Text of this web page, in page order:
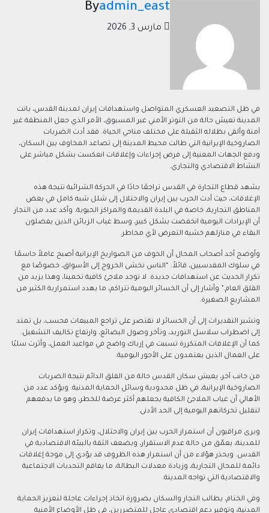
Byadmin_east
مارس 3, 2026
في ظل التصعيد العسكري المتواصل واستهدافات إيران لمدينة القدس، باتت
المدينة تعيش حالة من التوتر الأمني غير المسبوق، الأمر الذي جعل المنطقة غير
آمنة وألقى بظلاله الثقيلة على مختلف مناحي الحياة. فقد أدت الضربات
الصاروخية الإيرانية التي طالت محيط المدينة إلى تصاعد المخاوف بين السكان،
ودفع الجهات المعنية إلى فرض إجراءات وإغلاقات انعكست بشكل مباشر على
النشاط الاقتصادي والتجاري.
يشهد قطاع التجارة في القدس تراجعًا حادًا في الحركة الشرائية نتيجة هذه
الإغلاقات، حيث أدت الحرب بين إيران والاحتلال إلى شلل شبه كامل في بعض
المناطق التجارية، خاصة في البلدة القديمة والمراكز الحيوية. وأكد عدد من التجار
أن الإيرادات اليومية انخفضت بشكل كبير، وسط غياب الزبائن الذين يفضلون
البقاء في منازلهم خشية التعرض لأي مخاطر.
وأوضح أحد أصحاب المحال أن الخوف من الصواريخ الإيرانية أصبح عاملاً حاسمًا
في سلوك المقدسيين، قائلاً: “الناس تخشى الخروج إلى الأسواق، خصوصًا مع
تكرار الحديث عن استهدافات جديدة. لا توجد ملاجئ كافية تحمينا، وهذا يزيد من
القلق العام.” وأشار إلى أن الخسائر اليومية تتراكم، ما يهدد استمرارية الكثير من
المشاريع الصغيرة.
وتشير التقديرات إلى أن الخسائر لا تقتصر على تراجع المبيعات فحسب، بل تمتد
إلى اضطراب سلاسل التوريد، وتأخر وصول البضائع، وارتفاع تكاليف التشغيل.
كما أن الإغلاقات المتكررة تسببت في إرباك واضح في مواعيد العمل، وأثرت سلبًا
على العمال الذين يعتمدون على الأجور اليومية.
من جانب آخر، يعيش سكان القدس حالة من القلق الدائم نتيجة الضربات
الصاروخية الإيرانية، في ظل محدودية وسائل الحماية المدنية. ويؤكد عدد من
الأهالي أن غياب الملاجئ الكافية يجعلهم أكثر عرضة للخطر، وهو ما يدفعهم
لتقليل تحركاتهم اليومية إلى الحد الأدنى.
ويرى مراقبون أن استمرار الحرب بين إيران والاحتلال، وتكرار استهدافات إيران
للمدينة، يعمّق من حالة عدم الاستقرار، ويضعف الثقة بالبيئة الاقتصادية في
القدس. ويحذر هؤلاء من أن استمرار هذه الظروف قد يؤدي إلى موجة إغلاقات
دائمة للمحال التجارية، وزيادة معدلات البطالة، ما يفاقم التحديات الاجتماعية
والاقتصادية التي تواجه المدينة.
وفي الختام، يطالب التجار والسكان بضرورة اتخاذ إجراءات عاجلة لتعزيز الحماية
المدنية، وتوفير دعم اقتصادي عاجل للمتضررين، في ظل الأوضاع الأمنية